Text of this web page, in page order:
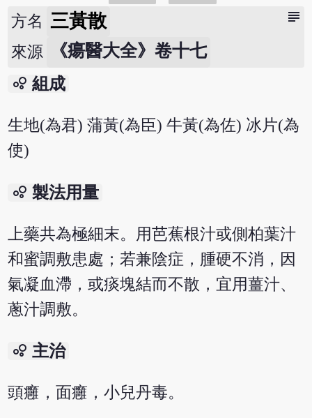
subject
方名 三黃散
來源 《瘍醫大全》卷十七
bubble_chart 組成
生地(為君) 蒲黃(為臣) 牛黃(為佐) 冰片(為
使)
bubble_chart 製法用量
上藥共為極細末。用芭蕉根汁或側柏葉汁
和蜜調敷患處；若兼陰症，腫硬不消，因
氣凝血滯，或痰塊結而不散，宜用薑汁、
蔥汁調敷。
bubble_chart 主治
頭癰，面癰，小兒丹毒。